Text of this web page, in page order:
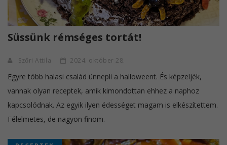
Süssünk rémséges tortát!
Szőri Attila 2024. október 28.
Egyre több halasi család ünnepli a halloweent. És képzeljék,
vannak olyan receptek, amik kimondottan ehhez a naphoz
kapcsolódnak. Az egyik ilyen édességet magam is elkészítettem.
Félelmetes, de nagyon finom.